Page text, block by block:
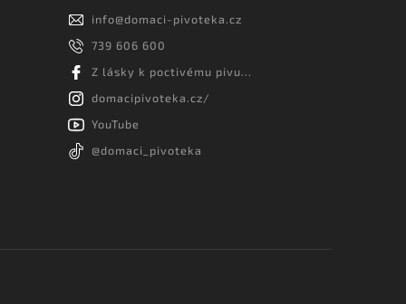
info@domaci-pivoteka.cz
739 606 600
Z lásky k poctivému pivu...
domacipivoteka.cz/
YouTube
@domaci_pivoteka